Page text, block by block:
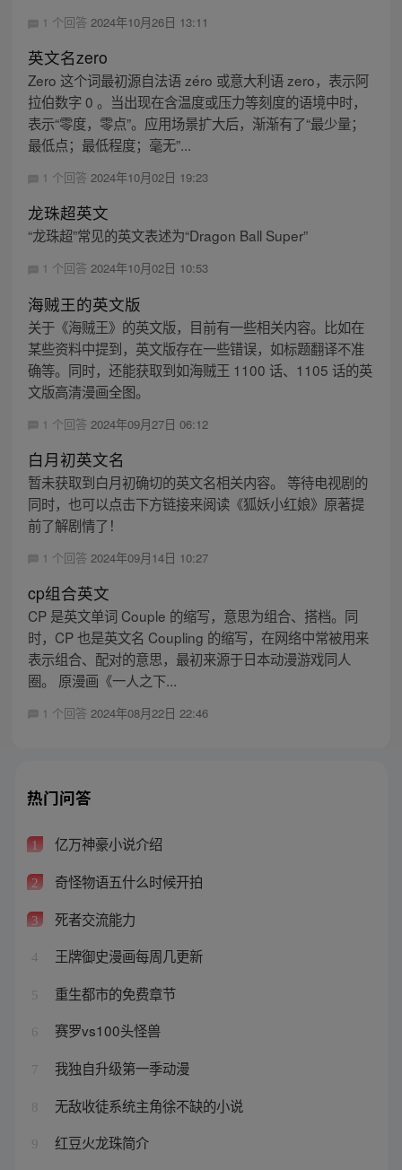
1 个回答 2024年10月26日 13:11
英文名zero
Zero 这个词最初源自法语 zéro 或意大利语 zero，表示阿
拉伯数字 0 。当出现在含温度或压力等刻度的语境中时，
表示“零度，零点”。应用场景扩大后，渐渐有了“最少量；
最低点；最低程度；毫无”...
1 个回答 2024年10月02日 19:23
龙珠超英文
“龙珠超”常见的英文表述为“Dragon Ball Super”
1 个回答 2024年10月02日 10:53
海贼王的英文版
关于《海贼王》的英文版，目前有一些相关内容。比如在
某些资料中提到，英文版存在一些错误，如标题翻译不准
确等。同时，还能获取到如海贼王 1100 话、1105 话的英
文版高清漫画全图。
1 个回答 2024年09月27日 06:12
白月初英文名
暂未获取到白月初确切的英文名相关内容。 等待电视剧的
同时，也可以点击下方链接来阅读《狐妖小红娘》原著提
前了解剧情了！
1 个回答 2024年09月14日 10:27
cp组合英文
CP 是英文单词 Couple 的缩写，意思为组合、搭档。同
时，CP 也是英文名 Coupling 的缩写，在网络中常被用来
表示组合、配对的意思，最初来源于日本动漫游戏同人
圈。 原漫画《一人之下...
1 个回答 2024年08月22日 22:46
热门问答
1 亿万神豪小说介绍
2 奇怪物语五什么时候开拍
3 死者交流能力
4 王牌御史漫画每周几更新
5 重生都市的免费章节
6 赛罗vs100头怪兽
7 我独自升级第一季动漫
8 无敌收徒系统主角徐不缺的小说
9 红豆火龙珠简介